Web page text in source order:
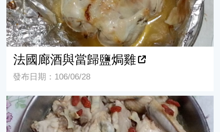
法國廊酒與當歸鹽焗雞
發布日期：106/06/28
枸杞當歸蒸乾榜雞